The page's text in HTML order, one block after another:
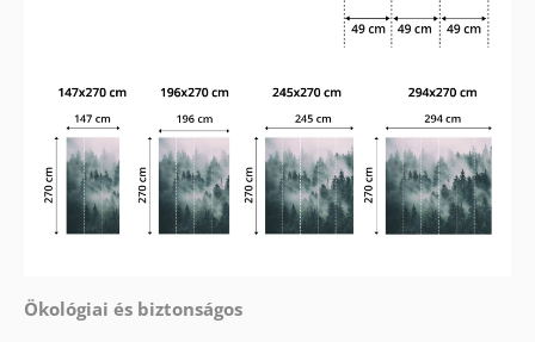
Ökológiai és biztonságos